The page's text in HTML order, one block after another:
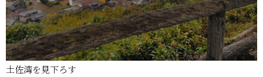
土佐湾を見下ろす